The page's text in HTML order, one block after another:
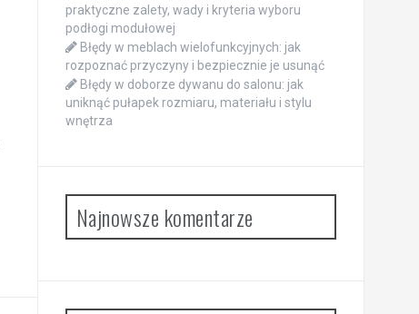
praktyczne zalety, wady i kryteria wyboru
podłogi modułowej
Błędy w meblach wielofunkcyjnych: jak
rozpoznać przyczyny i bezpiecznie je usunąć
Błędy w doborze dywanu do salonu: jak
uniknąć pułapek rozmiaru, materiału i stylu
wnętrza
Najnowsze komentarze